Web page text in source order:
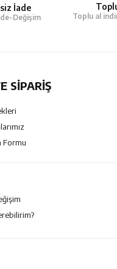
İade
Değişim Toplu al
SİPARİŞ
Formu